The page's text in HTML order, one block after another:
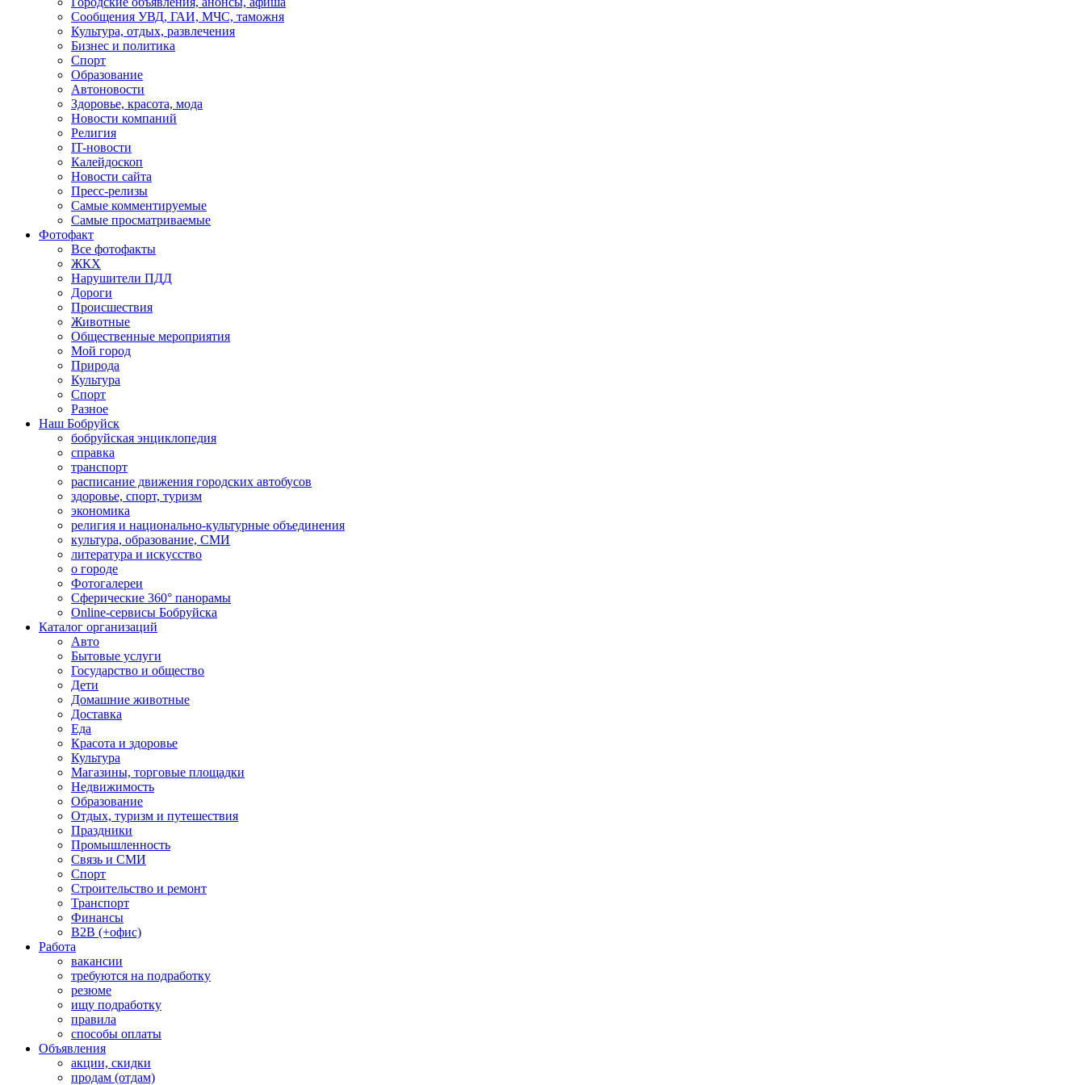
Сообщения УВД, ГАИ, МЧС, таможня
Культура, отдых, развлечения
Бизнес и политика
Спорт
Образование
Автоновости
Здоровье, красота, мода
Новости компаний
Религия
IT-новости
Калейдоскоп
Новости сайта
Пресс-релизы
Самые комментируемые
Самые просматриваемые
Фотофакт
Все фотофакты
ЖКХ
Нарушители ПДД
Дороги
Происшествия
Животные
Общественные мероприятия
Мой город
Природа
Культура
Спорт
Разное
Наш Бобруйск
бобруйская энциклопедия
справка
транспорт
расписание движения городских автобусов
здоровье, спорт, туризм
экономика
религия и национально-культурные объединения
культура, образование, СМИ
литература и искусство
о городе
Фотогалереи
Сферические 360° панорамы
Online-сервисы Бобруйска
Каталог организаций
Авто
Бытовые услуги
Государство и общество
Дети
Домашние животные
Доставка
Еда
Красота и здоровье
Культура
Магазины, торговые площадки
Недвижимость
Образование
Отдых, туризм и путешествия
Праздники
Промышленность
Связь и СМИ
Спорт
Строительство и ремонт
Транспорт
Финансы
B2B (+офис)
Работа
вакансии
требуются на подработку
резюме
ищу подработку
правила
способы оплаты
Объявления
акции, скидки
продам (отдам)